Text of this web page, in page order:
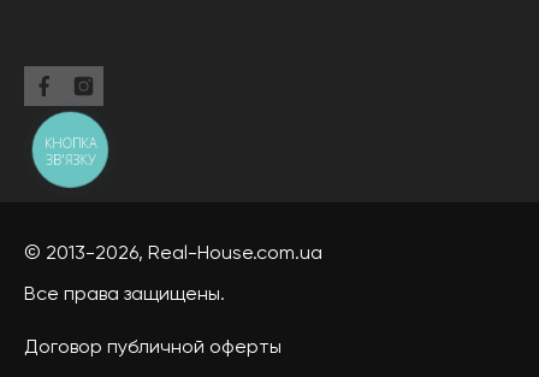
© 2013-2026, Real-House.com.ua
Все права защищены.
Договор публичной оферты
КНОПКА
ЗВ'ЯЗКУ